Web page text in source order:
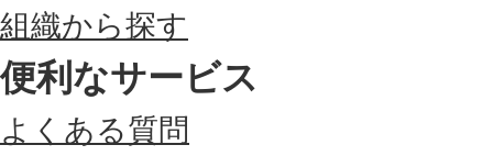
組織から探す
便利なサービス
よくある質問